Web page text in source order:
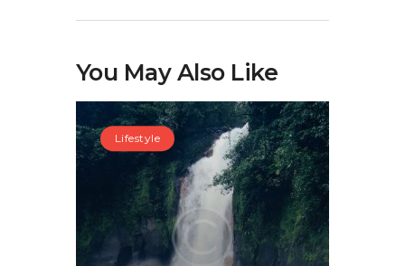
You May Also Like
Lifestyle